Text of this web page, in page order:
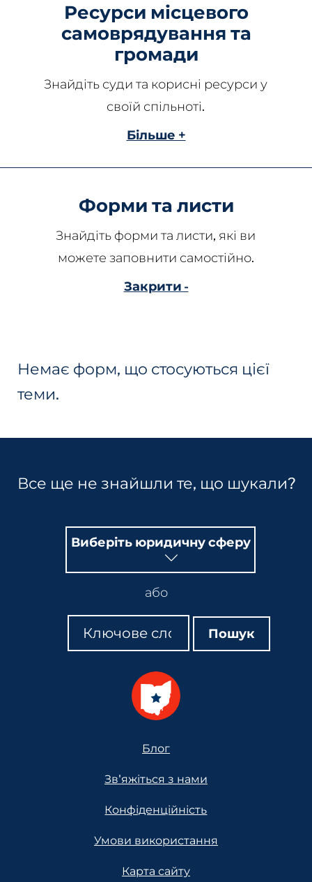
Ресурси місцевого
самоврядування та
громади
Знайдіть суди та корисні ресурси у
своїй спільноті.
Більше +
Форми та листи
Знайдіть форми та листи, які ви
можете заповнити самостійно.
Закрити -
Немає форм, що стосуються цієї
теми.
Все ще не знайшли те, що шукали?
Виберіть юридичну сферу
або
Пошук
Пошук Пошук
Блог
Зв'яжіться з нами
Конфіденційність
Умови використання
Карта сайту